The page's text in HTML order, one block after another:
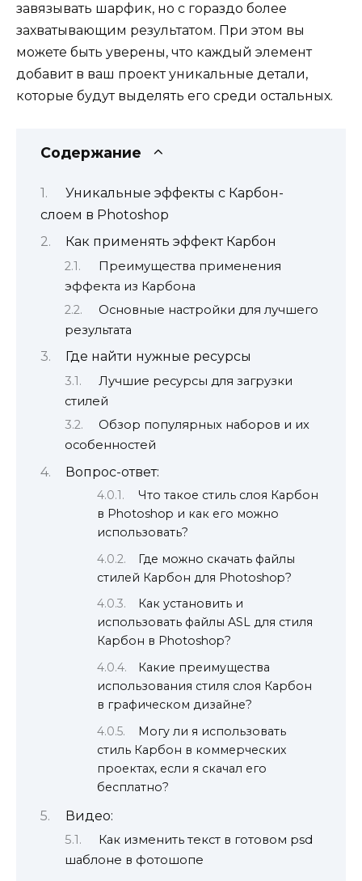
завязывать шарфик, но с гораздо более
захватывающим результатом. При этом вы
можете быть уверены, что каждый элемент
добавит в ваш проект уникальные детали,
которые будут выделять его среди остальных.
Содержание
Уникальные эффекты с Карбон-
слоем в Photoshop
Как применять эффект Карбон
Преимущества применения
эффекта из Карбона
Основные настройки для лучшего
результата
Где найти нужные ресурсы
Лучшие ресурсы для загрузки
стилей
Обзор популярных наборов и их
особенностей
Вопрос-ответ:
Что такое стиль слоя Карбон
в Photoshop и как его можно
использовать?
Где можно скачать файлы
стилей Карбон для Photoshop?
Как установить и
использовать файлы ASL для стиля
Карбон в Photoshop?
Какие преимущества
использования стиля слоя Карбон
в графическом дизайне?
Могу ли я использовать
стиль Карбон в коммерческих
проектах, если я скачал его
бесплатно?
Видео:
Как изменить текст в готовом psd
шаблоне в фотошопе